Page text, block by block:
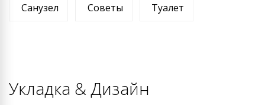
Санузел Советы Туалет
Укладка & Дизайн